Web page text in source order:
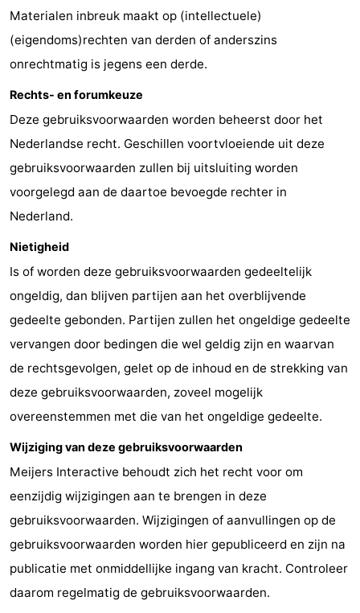
Materialen inbreuk maakt op (intellectuele)
(eigendoms)rechten van derden of anderszins
onrechtmatig is jegens een derde.
Rechts- en forumkeuze
Deze gebruiksvoorwaarden worden beheerst door het
Nederlandse recht. Geschillen voortvloeiende uit deze
gebruiksvoorwaarden zullen bij uitsluiting worden
voorgelegd aan de daartoe bevoegde rechter in
Nederland.
Nietigheid
Is of worden deze gebruiksvoorwaarden gedeeltelijk
ongeldig, dan blijven partijen aan het overblijvende
gedeelte gebonden. Partijen zullen het ongeldige gedeelte
vervangen door bedingen die wel geldig zijn en waarvan
de rechtsgevolgen, gelet op de inhoud en de strekking van
deze gebruiksvoorwaarden, zoveel mogelijk
overeenstemmen met die van het ongeldige gedeelte.
Wijziging van deze gebruiksvoorwaarden
Meijers Interactive behoudt zich het recht voor om
eenzijdig wijzigingen aan te brengen in deze
gebruiksvoorwaarden. Wijzigingen of aanvullingen op de
gebruiksvoorwaarden worden hier gepubliceerd en zijn na
publicatie met onmiddellijke ingang van kracht. Controleer
daarom regelmatig de gebruiksvoorwaarden.